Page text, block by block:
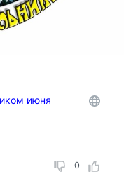
июня
0